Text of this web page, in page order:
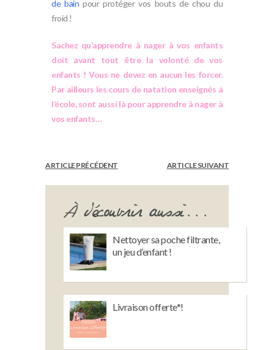
de bain pour protéger vos bouts de chou du
froid !
Sachez qu’apprendre à nager à vos enfants
doit avant tout être la volonté de vos
enfants ! Vous ne devez en aucun les forcer.
Par ailleurs les cours de natation enseignés à
l’école, sont aussi là pour apprendre à nager à
vos enfants…
ARTICLE PRÉCÉDENT ARTICLE SUIVANT
À découvrir aussi...
Nettoyer sa poche filtrante,
un jeu d’enfant !
Livraison offerte*!